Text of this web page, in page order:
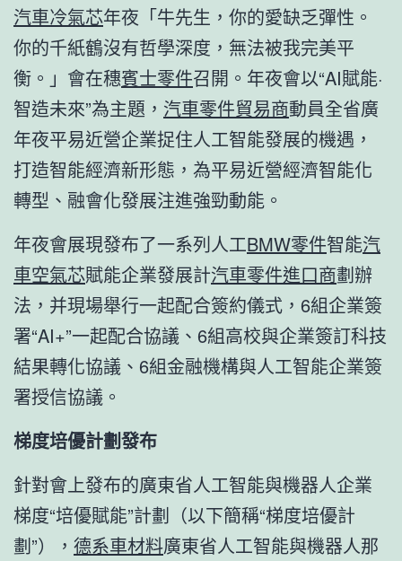
汽車冷氣芯年夜「牛先生，你的愛缺乏彈性。
你的千紙鶴沒有哲學深度，無法被我完美平
衡。」會在穗賓士零件召開。年夜會以“AI賦能·
智造未來”為主題， 汽車零件貿易商動員全省廣
年夜平易近營企業捉住人工智能發展的機遇，
打造智能經濟新形態，為平易近營經濟智能化
轉型、融會化發展注進強勁動能。
年夜會展現發布了一系列人工BMW零件智能汽
車空氣芯賦能企業發展計汽車零件進口商劃辦
法，并現場舉行一起配合簽約儀式，6組企業簽
署“AI+”一起配合協議、6組高校與企業簽訂科技
結果轉化協議、6組金融機構與人工智能企業簽
署授信協議。
梯度培優計劃發布
針對會上發布的廣東省人工智能與機器人企業
梯度“培優賦能”計劃（以下簡稱“梯度培優計
劃”）， 德系車材料廣東省人工智能與機器人那